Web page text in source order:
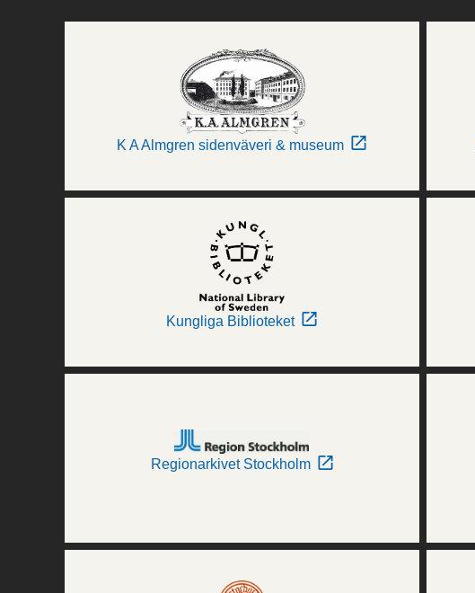
K A Almgren sidenväveri & museum
Kungliga Biblioteket
Regionarkivet Stockholm